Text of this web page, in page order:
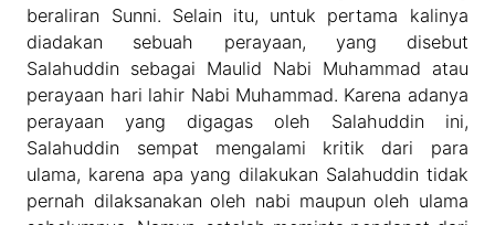
beraliran Sunni. Selain itu, untuk pertama kalinya
diadakan sebuah perayaan, yang disebut
Salahuddin sebagai Maulid Nabi Muhammad atau
perayaan hari lahir Nabi Muhammad. Karena adanya
perayaan yang digagas oleh Salahuddin ini,
Salahuddin sempat mengalami kritik dari para
ulama, karena apa yang dilakukan Salahuddin tidak
pernah dilaksanakan oleh nabi maupun oleh ulama